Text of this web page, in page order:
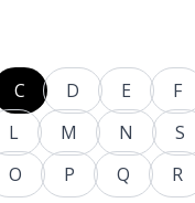
C D E F
L M N S
O P Q R